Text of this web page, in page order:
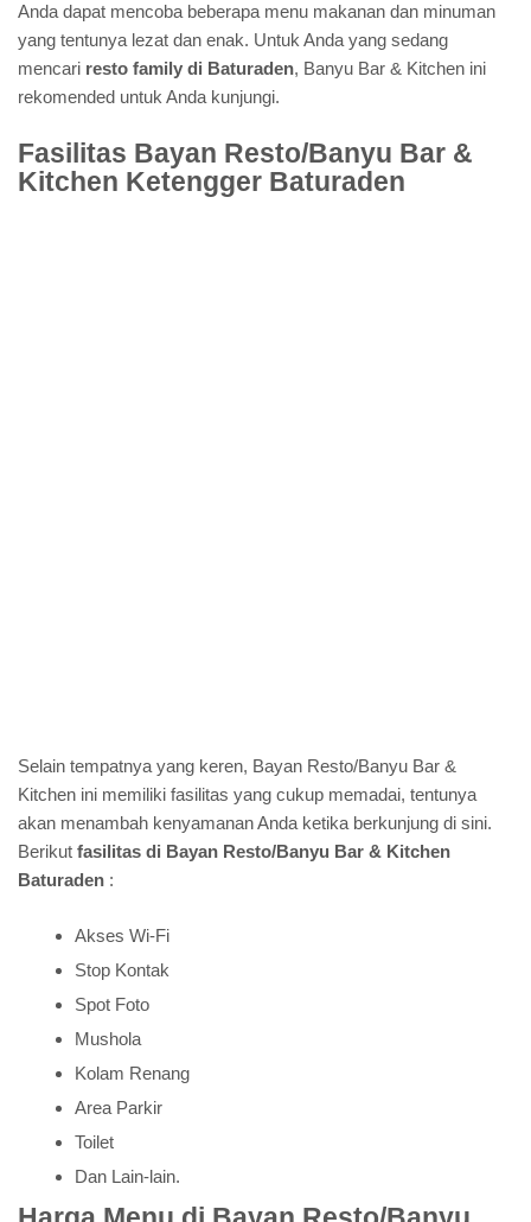
Anda dapat mencoba beberapa menu makanan dan minuman
yang tentunya lezat dan enak. Untuk Anda yang sedang
mencari resto family di Baturaden, Banyu Bar & Kitchen ini
rekomended untuk Anda kunjungi.
Fasilitas Bayan Resto/Banyu Bar &
Kitchen Ketengger Baturaden
Selain tempatnya yang keren, Bayan Resto/Banyu Bar &
Kitchen ini memiliki fasilitas yang cukup memadai, tentunya
akan menambah kenyamanan Anda ketika berkunjung di sini.
Berikut fasilitas di Bayan Resto/Banyu Bar & Kitchen
Baturaden :
Akses Wi-Fi
Stop Kontak
Spot Foto
Mushola
Kolam Renang
Area Parkir
Toilet
Dan Lain-lain.